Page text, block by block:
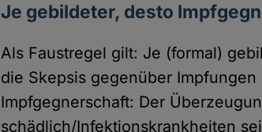
Je gebildeter, desto
Als Faustregel gilt: Je (formal)
die Skepsis gegenüber
Impfgegnerschaft: Der
schädlich/Infektionskrankheiten